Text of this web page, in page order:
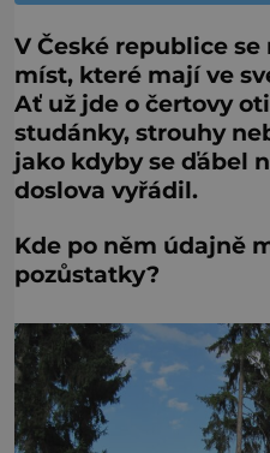
V České republice
míst, které mají ve
Ať už jde o čertovy
studánky, strouhy
jako kdyby se ďábel
doslova vyřádil.
Kde po něm údajně
pozůstatky?